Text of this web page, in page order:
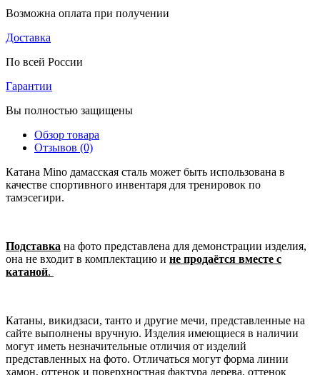
Возможна оплата при получении
Доставка
По всей России
Гарантии
Вы полностью защищены
Обзор товара
Отзывов (0)
Катана Mino дамасская сталь может быть использована в
качестве спортивного инвентаря для тренировок по
тамэсегири.
Подставка на фото представлена для демонстрации изделия,
она не входит в комплектацию и не продаётся вместе с
катаной.
Катаны, викидзаси, танто и другие мечи, представленные на
сайте выполнены вручную. Изделия имеющиеся в наличии
могут иметь незначительные отличия от изделий
представленных на фото. Отличаться могут форма линии
хамон, оттенок и поверхностная фактура дерева, оттенок